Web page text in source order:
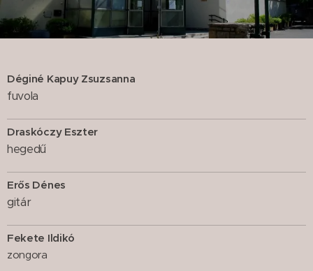
Déginé Kapuy Zsuzsanna
fuvola
Draskóczy Eszter
hegedű
Erős Dénes
gitár
Fekete Ildikó
zongora